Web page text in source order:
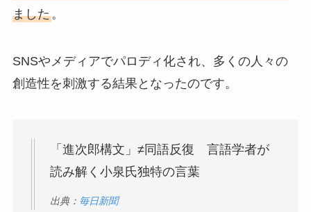
ました。
SNSやメディアでパロディ化され、多くの人々の
創造性を刺激する結果となったのです。
「進次郎構文」≠同語反復 言語学者が
読み解く小泉氏独特の言葉
出典： 毎日新聞